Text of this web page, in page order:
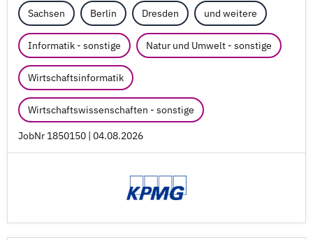
Sachsen Berlin Dresden und weitere
Informatik - sonstige Natur und Umwelt - sonstige
Wirtschaftsinformatik
Wirtschaftswissenschaften - sonstige
JobNr 1850150 | 04.08.2026